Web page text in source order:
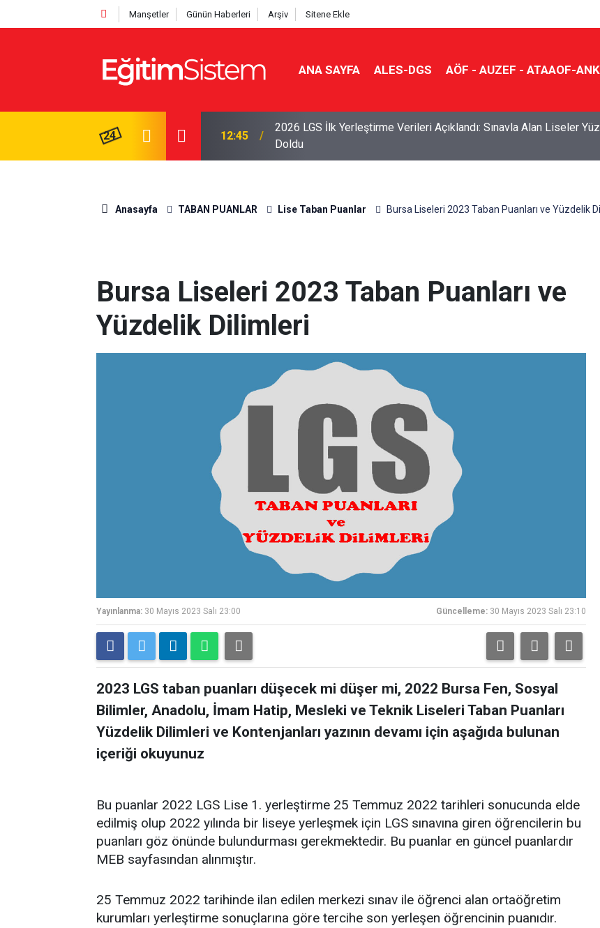
Manşetler Günün Haberleri Arşiv Sitene Ekle
ANA SAYFA ALES-DGS AÖF - AUZEF - ATAAOF-
24
Belli Oldu: İki Program 500 Puanla
12:45
2026 LGS İlk Yerleştirme Verileri Açıklandı: Sınavla Alan Liseler
Doldu
Anasayfa TABAN PUANLAR Lise Taban Puanlar Bursa Liseleri 2023 Taban Puanları ve Yüzdelik
Bursa Liseleri 2023 Taban Puanları ve
Yüzdelik Dilimleri
Yayınlanma: 30 Mayıs 2023 Salı 23:00 Güncelleme: 30 Mayıs 2023 Salı 23:10
2023 LGS taban puanları düşecek mi düşer mi, 2022 Bursa Fen, Sosyal
Bilimler, Anadolu, İmam Hatip, Mesleki ve Teknik Liseleri Taban Puanları
Yüzdelik Dilimleri ve Kontenjanları yazının devamı için aşağıda bulunan
içeriği okuyunuz
Bu puanlar 2022 LGS Lise 1. yerleştirme 25 Temmuz 2022 tarihleri sonucunda elde
edilmiş olup 2022 yılında bir liseye yerleşmek için LGS sınavına giren öğrencilerin bu
puanları göz önünde bulundurması gerekmektedir. Bu puanlar en güncel puanlardır
MEB sayfasından alınmıştır.
25 Temmuz 2022 tarihinde ilan edilen merkezi sınav ile öğrenci alan ortaöğretim
kurumları yerleştirme sonuçlarına göre tercihe son yerleşen öğrencinin puanıdır.